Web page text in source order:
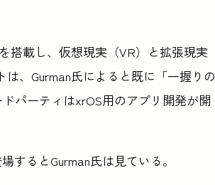
搭載し、仮想現実（VR）と拡張現実
、Gurman氏によると既に「一握りの
パーティはxrOS用のアプリ開発が開
するとGurman氏は見ている。